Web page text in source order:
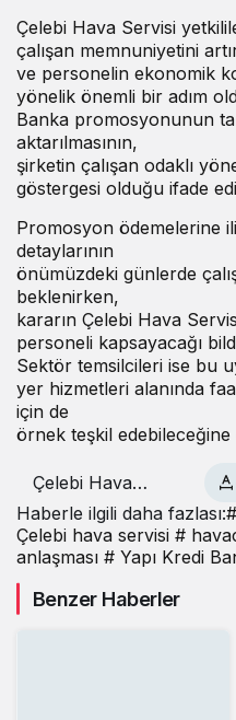
Çelebi Hava Servisi
çalışan memnuniyetini
ve personelin ekonomik
yönelik önemli bir adım
Banka promosyonunun
aktarılmasının,
şirketin çalışan odaklı
göstergesi olduğu ifade
Promosyon ödemelerine
detaylarının
önümüzdeki günlerde
beklenirken,
kararın Çelebi Hava
personeli kapsayacağı
Sektör temsilcileri ise bu
yer hizmetleri alanında
için de
örnek teşkil
Çelebi Hava
Servisi
Çalışanlarına
Banka
Promosyonu
Haberle ilgili daha fazlası:
Çelebi hava servisi #
anlaşması # Yapı Kredi
Benzer Haberler